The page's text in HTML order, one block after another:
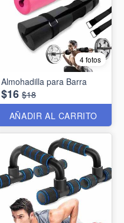
4 fotos
Almohadilla para Barra
$16 $18
AÑADIR AL CARRITO